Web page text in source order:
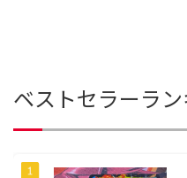
ベストセラーラ